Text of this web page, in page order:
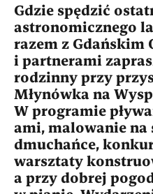
Gdzie spędzić
astronomicznego
razem z Gdańskim
i partnerami
rodzinny przy
Młynówka na
W programie
ami, malowanie na
dmuchańce,
warsztaty
a przy dobrej